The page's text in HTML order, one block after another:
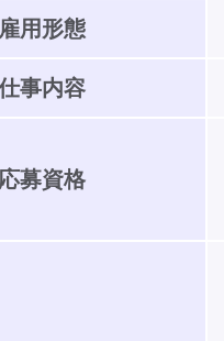
雇用形態
事内容
応募資格